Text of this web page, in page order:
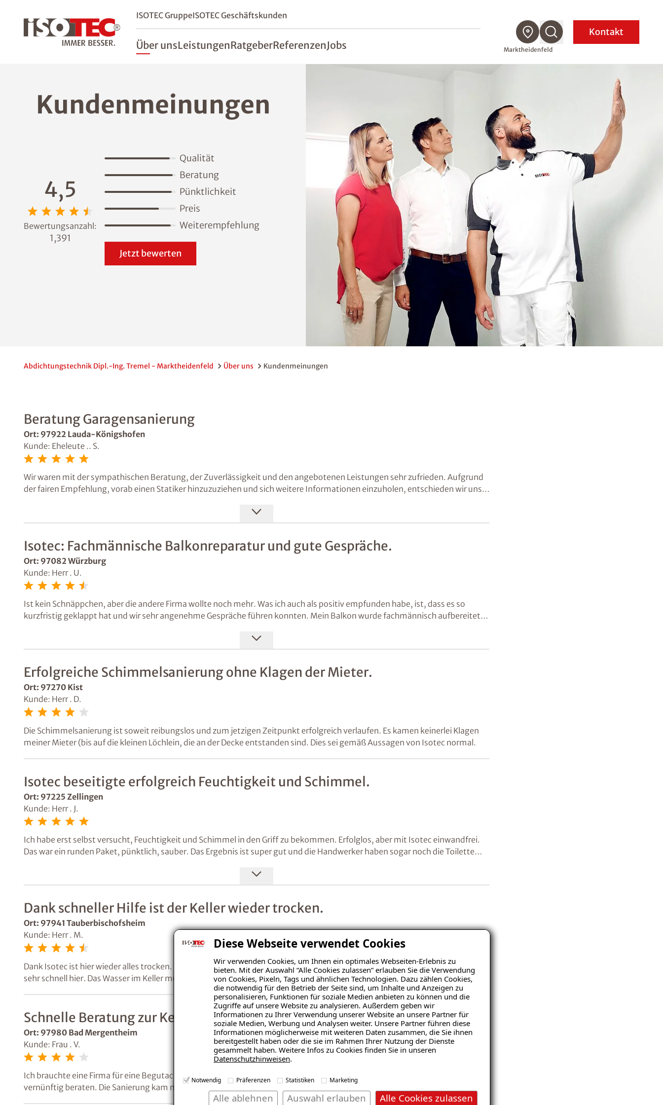
Diese Webseite verwendet Cookies
Wir verwenden Cookies, um Ihnen ein optimales Webseiten-Erlebnis zu
bieten. Mit der Auswahl “Alle Cookies zulassen” erlauben Sie die Verwendung
von Cookies, Pixeln, Tags und ähnlichen Technologien. Dazu zählen Cookies,
die notwendig für den Betrieb der Seite sind, um Inhalte und Anzeigen zu
personalisieren, Funktionen für soziale Medien anbieten zu können und die
Zugriffe auf unsere Website zu analysieren. Außerdem geben wir
Informationen zu Ihrer Verwendung unserer Website an unsere Partner für
soziale Medien, Werbung und Analysen weiter. Unsere Partner führen diese
Informationen möglicherweise mit weiteren Daten zusammen, die Sie ihnen
bereitgestellt haben oder die sie im Rahmen Ihrer Nutzung der Dienste
gesammelt haben. Weitere Infos zu Cookies finden Sie in unseren
Datenschutzhinweisen.
Notwendig Präferenzen Statistiken Marketing
Alle Cookies zulassen
Auswahl erlauben
Alle ablehnen
ISOTEC GruppeISOTEC Geschäftskunden
Über unsLeistungenRatgeberReferenzenJobs Marktheidenfeld
Kontakt
Kundenmeinungen
4,5
Bewertungsanzahl:
1,391
Qualität
Beratung
Pünktlichkeit
Preis
Weiterempfehlung
Jetzt bewerten
Abdichtungstechnik Dipl.-Ing. Tremel - Marktheidenfeld Über uns Kundenmeinungen
Beratung Garagensanierung
Ort: 97922 Lauda-Königshofen
Kunde: Eheleute .. S.
Wir waren mit der sympathischen Beratung, der Zuverlässigkeit und den angebotenen Leistungen sehr zufrieden. Aufgrund
der fairen Empfehlung, vorab einen Statiker hinzuzuziehen und sich weitere Informationen einzuholen, entschieden wir uns
Isotec: Fachmännische Balkonreparatur und gute Gespräche.
Ort: 97082 Würzburg
Kunde: Herr . U.
Ist kein Schnäppchen, aber die andere Firma wollte noch mehr. Was ich auch als positiv empfunden habe, ist, dass es so
kurzfristig geklappt hat und wir sehr angenehme Gespräche führen konnten. Mein Balkon wurde fachmännisch aufbereitet
Erfolgreiche Schimmelsanierung ohne Klagen der Mieter.
Ort: 97270 Kist
Kunde: Herr . D.
Die Schimmelsanierung ist soweit reibungslos und zum jetzigen Zeitpunkt erfolgreich verlaufen. Es kamen keinerlei Klagen
meiner Mieter (bis auf die kleinen Löchlein, die an der Decke entstanden sind. Dies sei gemäß Aussagen von Isotec normal.
Isotec beseitigte erfolgreich Feuchtigkeit und Schimmel.
Ort: 97225 Zellingen
Kunde: Herr . J.
Ich habe erst selbst versucht, Feuchtigkeit und Schimmel in den Griff zu bekommen. Erfolglos, aber mit Isotec einwandfrei.
Das war ein runden Paket, pünktlich, sauber. Das Ergebnis ist super gut und die Handwerker haben sogar noch die Toilette
Dank schneller Hilfe ist der Keller wieder trocken.
Ort: 97941 Tauberbischofsheim
Kunde: Herr . M.
Dank Isotec ist hier wieder alles trocken. Ich habe mich bewusst für eine ortsansässige Firma entschieden und Isotec war auch
sehr schnell hier. Das Wasser im Keller musste abgesaugt werden. Dafür waren die Jungs schnell zur Stelle.
Schnelle Beratung zur Kellerbegutachtung. Empfehlenswert!
Ort: 97980 Bad Mergentheim
Kunde: Frau . V.
Ich brauchte eine Firma für eine Begutachtung eines Kellers in einem Reihenhaus. Isotec war schnell da und hat uns
vernünftig beraten. Die Sanierung kam nicht zustande, weil wir das Objekt nicht gekauft haben.